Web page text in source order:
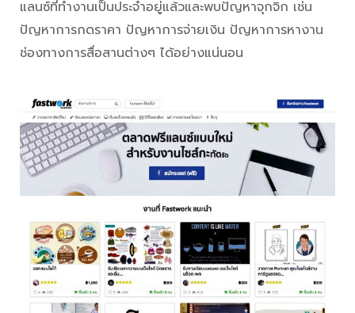
แลนซ์ที่ทำงานเป็นประจำอยู่แล้วและพบปัญหาจุกจิก เช่น
ปัญหาการกดราคา ปัญหาการจ่ายเงิน ปัญหาการหางาน
ช่องทางการสื่อสานต่างๆ ได้อย่างแน่นอน